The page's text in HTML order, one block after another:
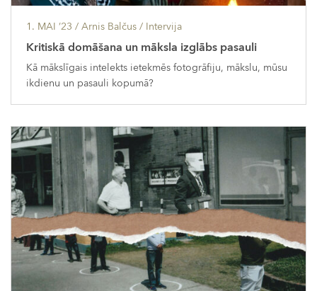
1. MAI ’23 / Arnis Balčus / Intervija
Kritiskā domāšana un māksla izglābs pasauli
Kā mākslīgais intelekts ietekmēs fotogrāfiju, mākslu, mūsu
ikdienu un pasauli kopumā?